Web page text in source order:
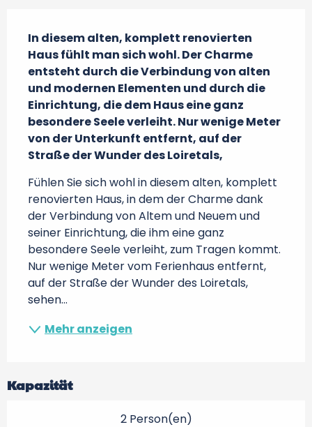
In diesem alten, komplett renovierten
Haus fühlt man sich wohl. Der Charme
entsteht durch die Verbindung von alten
und modernen Elementen und durch die
Einrichtung, die dem Haus eine ganz
besondere Seele verleiht. Nur wenige Meter
von der Unterkunft entfernt, auf der
Straße der Wunder des Loiretals,
Fühlen Sie sich wohl in diesem alten, komplett
renovierten Haus, in dem der Charme dank
der Verbindung von Altem und Neuem und
seiner Einrichtung, die ihm eine ganz
besondere Seele verleiht, zum Tragen kommt.
Nur wenige Meter vom Ferienhaus entfernt,
auf der Straße der Wunder des Loiretals,
sehen...
Mehr anzeigen
Kapazität
2 Person(en)